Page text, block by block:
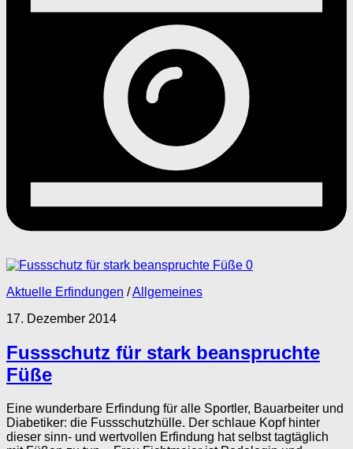
0
Aktuelle Erfindungen /Allgemeines
17. Dezember 2014
Fussschutz für stark beanspruchte
Füße
Eine wunderbare Erfindung für alle Sportler, Bauarbeiter und
Diabetiker: die Fussschutzhülle. Der schlaue Kopf hinter
dieser sinn- und wertvollen Erfindung hat selbst tagtäglich